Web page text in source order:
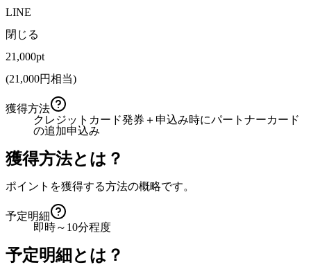
LINE
閉じる
21,000pt
(21,000円相当)
獲得方法
クレジットカード発券＋申込み時にパートナーカード
の追加申込み
獲得方法とは？
ポイントを獲得する方法の概略です。
予定明細
即時～10分程度
予定明細とは？